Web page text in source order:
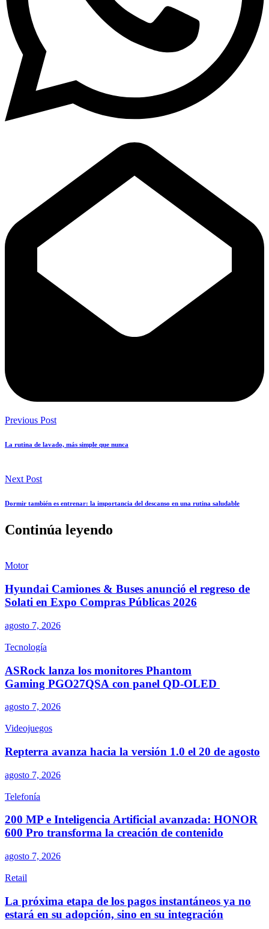
Previous Post
La rutina de lavado, más simple que nunca
Next Post
Dormir también es entrenar: la importancia del descanso en una rutina saludable
Continúa leyendo
Motor
Hyundai Camiones & Buses anunció el regreso de
Solati en Expo Compras Públicas 2026
agosto 7, 2026
Tecnología
ASRock lanza los monitores Phantom
Gaming PGO27QSA con panel QD-OLED
agosto 7, 2026
Videojuegos
Repterra avanza hacia la versión 1.0 el 20 de agosto
agosto 7, 2026
Telefonía
200 MP e Inteligencia Artificial avanzada: HONOR
600 Pro transforma la creación de contenido
agosto 7, 2026
Retail
La próxima etapa de los pagos instantáneos ya no
estará en su adopción, sino en su integración